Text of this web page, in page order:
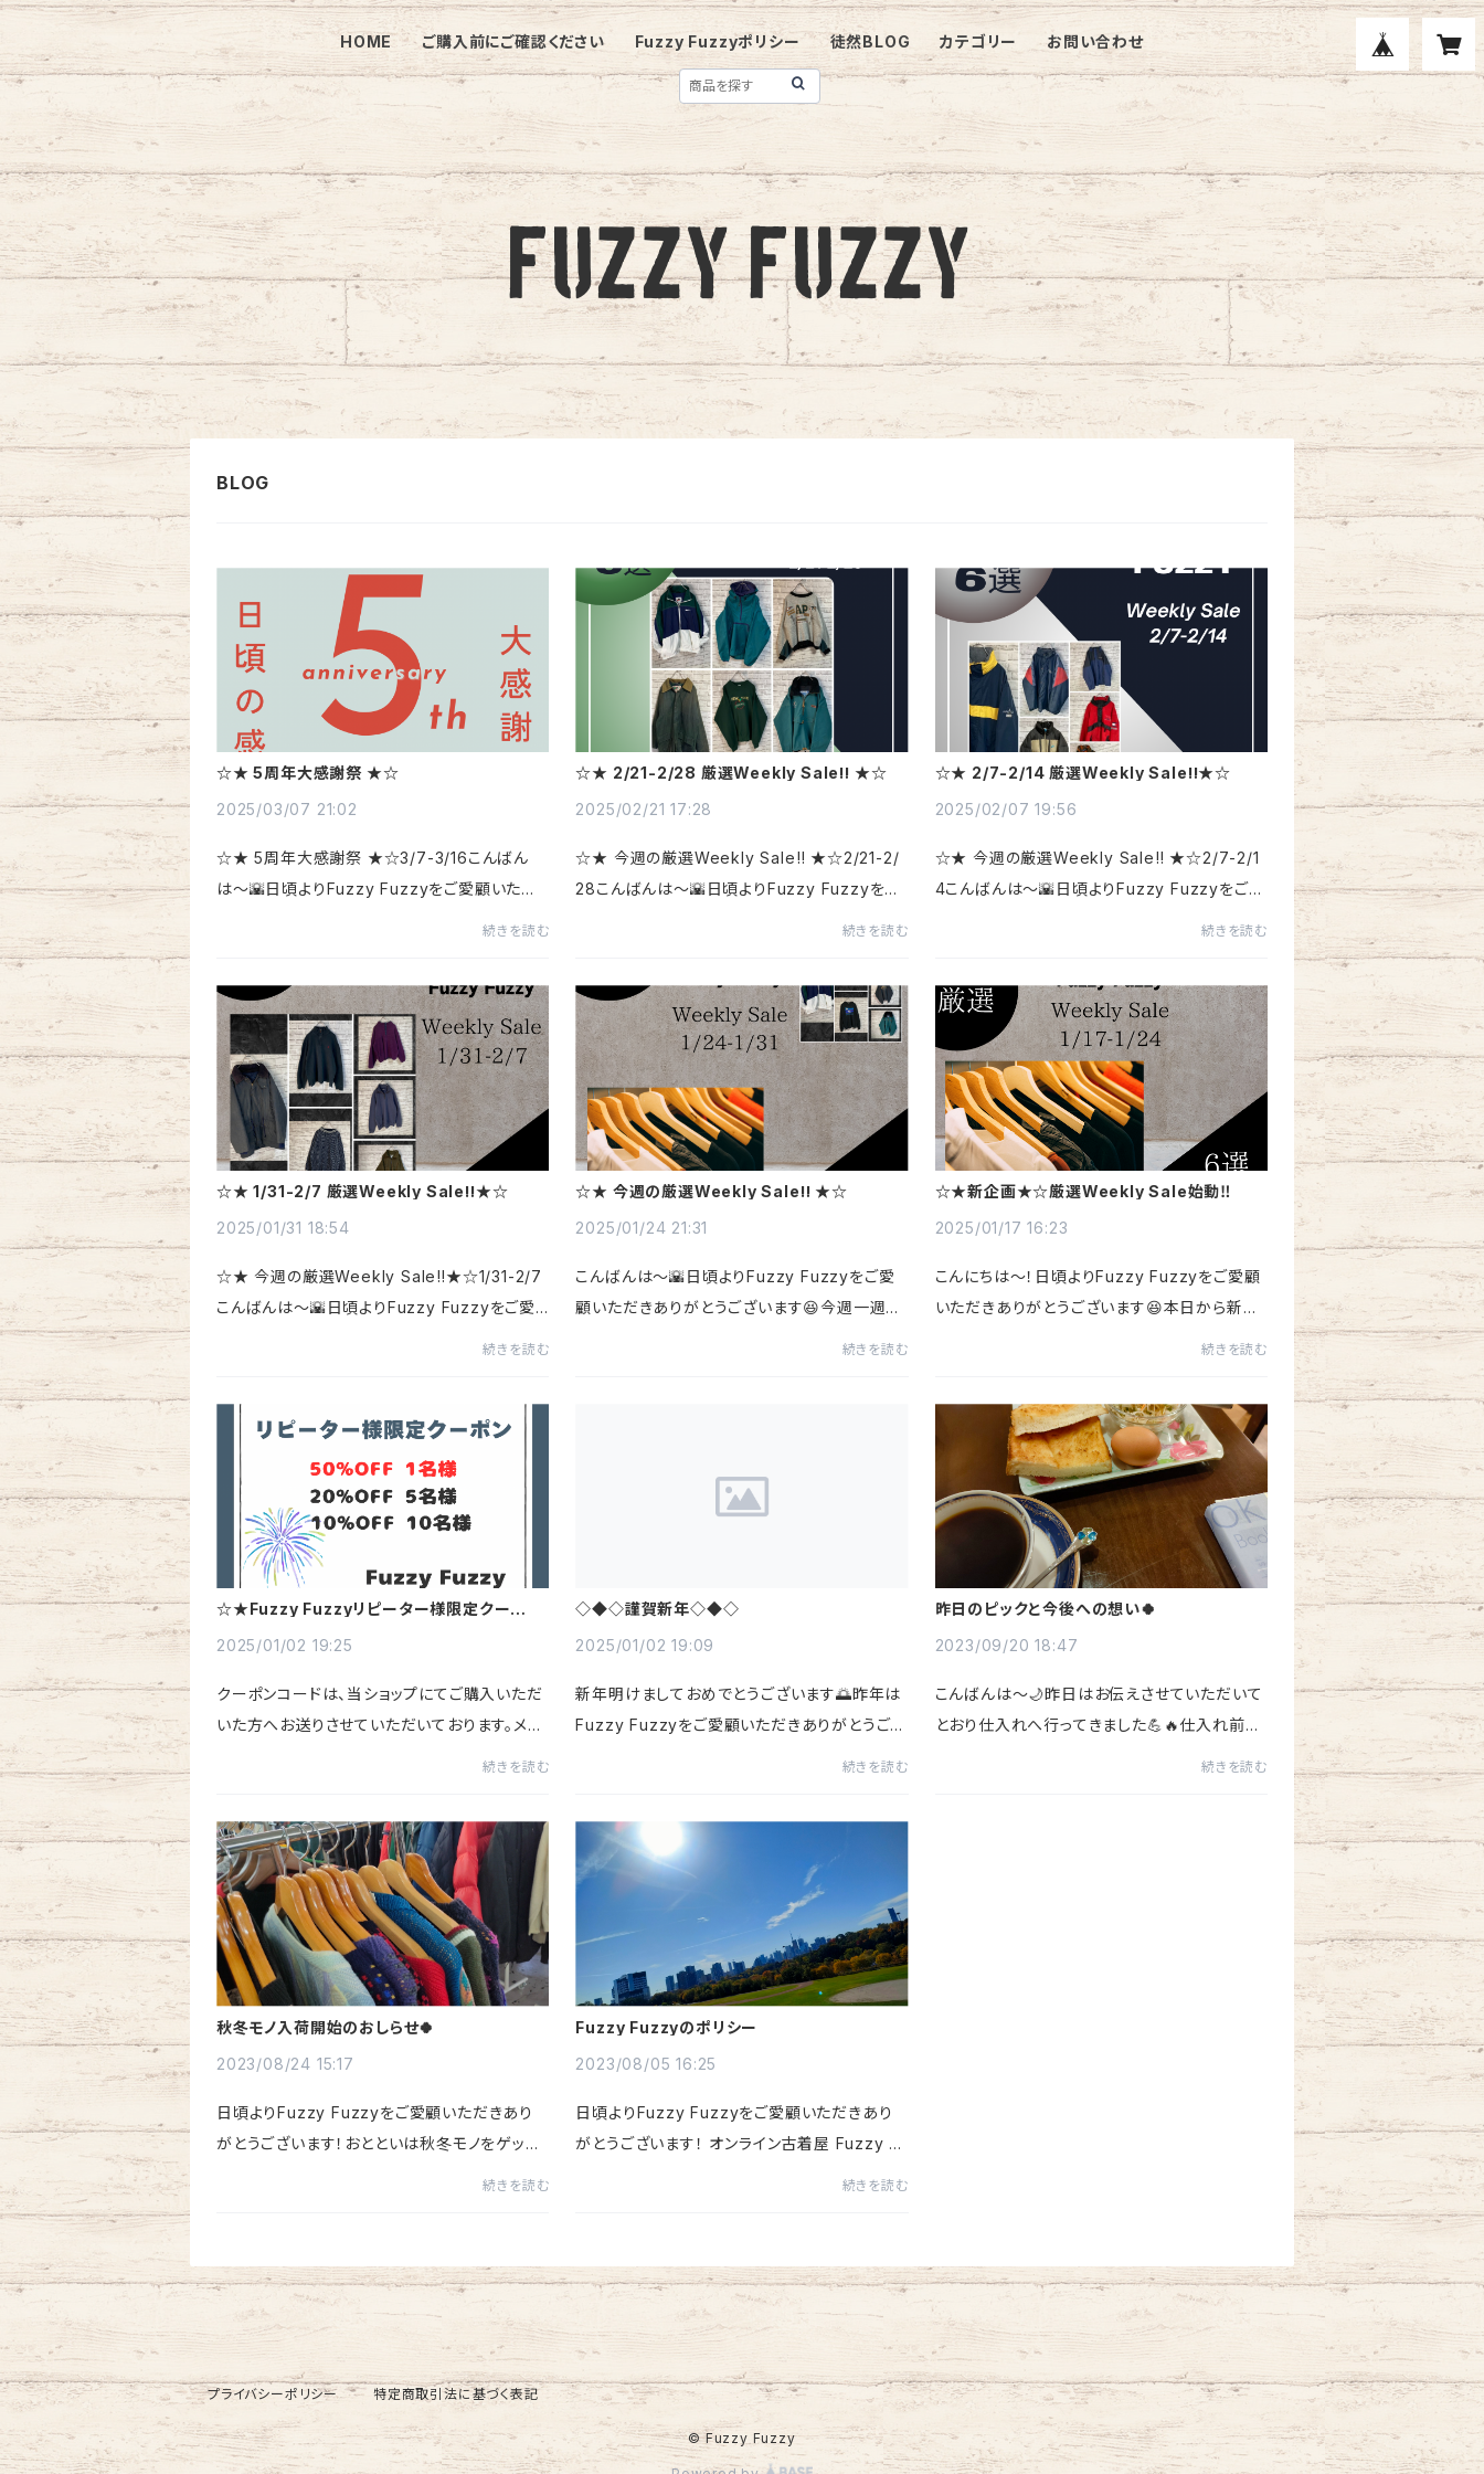
HOME ご購入前にご確認ください Fuzzy Fuzzyポリシー 徒然BLOG カテゴリー お問い合わせ
☆★ 5周年大感謝祭 ★☆
2025/03/07 21:02
☆★ 5周年大感謝祭 ★☆3/7-3/16こんばん
は〜🌇日頃よりFuzzy Fuzzyをご愛顧いただ
きありがとうございます😊先週から40℃近い熱
不良のフルコンボでした。。10数年ぶりに...
続きを読む
☆★ 2/21-2/28 厳選Weekly Sale‼︎ ★☆
2025/02/21 17:28
☆★ 今週の厳選Weekly Sale‼︎ ★☆2/21-2/
28こんばんは〜🌇日頃よりFuzzy Fuzzyをご
愛顧いただきありがとうございます😊今週は再
なってこの隙に事務作業をするという言い訳...
続きを読む
☆★ 2/7-2/14 厳選Weekly Sale‼︎★☆
2025/02/07 19:56
☆★ 今週の厳選Weekly Sale‼︎ ★☆2/7-2/1
4こんばんは〜🌇日頃よりFuzzy Fuzzyをご愛
顧いただきありがとうございます😊今週一週間
🥶2週間前には3月並とか言ってたのが嘘...
続きを読む
☆★ 1/31-2/7 厳選Weekly Sale‼︎★☆
2025/01/31 18:54
☆★ 今週の厳選Weekly Sale‼︎★☆1/31-2/7
こんばんは〜🌇日頃よりFuzzy Fuzzyをご愛
ゃ寒くなりましたね〜❄︎この上がったり...
続きを読む
☆★ 今週の厳選Weekly Sale‼︎ ★☆
2025/01/24 21:31
こんばんは〜🌇日頃よりFuzzy Fuzzyをご愛
顧いただきありがとうございます😆今週一週間
続きを読む
☆★新企画★☆厳選Weekly Sale始動‼︎
2025/01/17 16:23
こんにちは〜！日頃よりFuzzy Fuzzyをご愛顧
いただきありがとうございます😆本日から新し
日から一週間の間限定で、厳選...
続きを読む
☆★Fuzzy Fuzzyリピーター様限定クーポン
2025/01/02 19:25
クーポンコードは、当ショップにてご購入いただ
いた方へお送りさせていただいております。メル
お手数おかけしてしまい...
続きを読む
◇◆◇謹賀新年◇◆◇
2025/01/02 19:09
新年明けましておめでとうございます🌅昨年は
Fuzzy Fuzzyをご愛顧いただきありがとうござ
長出来たのかなと思う一年...
続きを読む
昨日のピックと今後への想い🍀
2023/09/20 18:47
こんばんは〜🌙昨日はお伝えさせていただいて
とおり仕入れへ行ってきました💪🔥仕入れ前の
続きを読む
秋冬モノ入荷開始のおしらせ🍀
2023/08/24 15:17
日頃よりFuzzy Fuzzyをご愛顧いただきあり
がとうございます！おとといは秋冬モノをゲット
続きを読む
Fuzzy Fuzzyのポリシー
2023/08/05 16:25
日頃よりFuzzy Fuzzyをご愛顧いただきあり
がとうございます！ オンライン古着屋 Fuzzy F
続きを読む
プライバシーポリシー 特定商取引法に基づく表記
© Fuzzy Fuzzy